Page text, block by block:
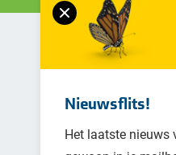
Nieuwsflits!
Het laatste nieuws